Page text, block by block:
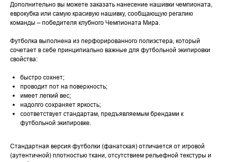
Дополнительно вы можете заказать нанесение нашивки чемпионата,
еврокубка или самую красивую нашивку, сообщающую регалию
команды – победителя клубного Чемпионата Мира.
Футболка выполнена из перфорированного полиэстера, который
сочетает в себе принципиально важные для футбольной экипировки
свойства:
быстро сохнет;
проводит пот на поверхность;
имеет легкий вес;
надолго сохраняет яркость;
соответствует стандартам, предъявляемым брендами к
футбольной экипировке.
Стандартная версия футболки (фанатская) отличается от игровой
(аутентичной) плотностью ткани, отсутствием рельефной текстуры и